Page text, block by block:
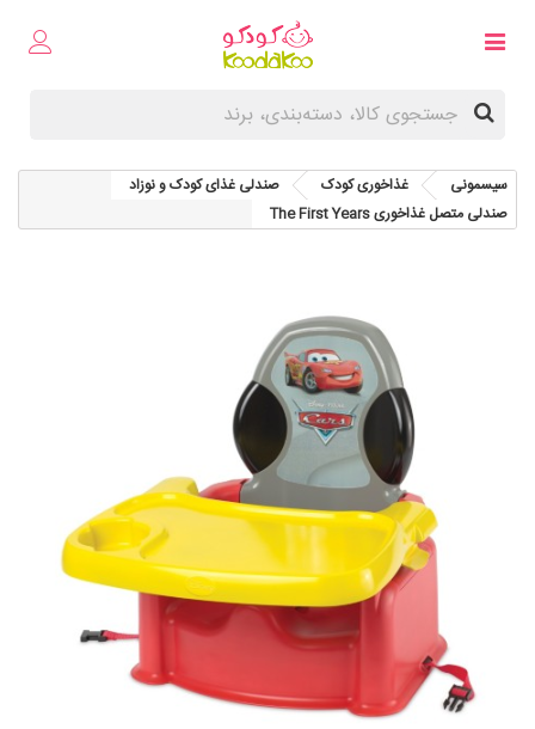
سیسمونی غذاخوری کودک
صندلی غذای کودک و نوزاد
صندلی متصل غذاخوری The First Years